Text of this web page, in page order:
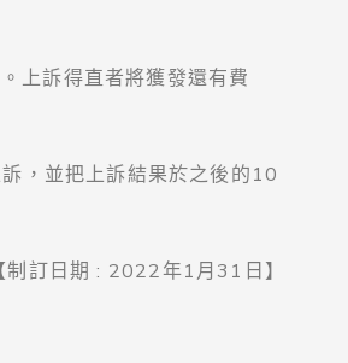
上訴得直者將獲發還有費
，並把上訴結果於之後的10
【制訂日期 : 2022年1月31日】